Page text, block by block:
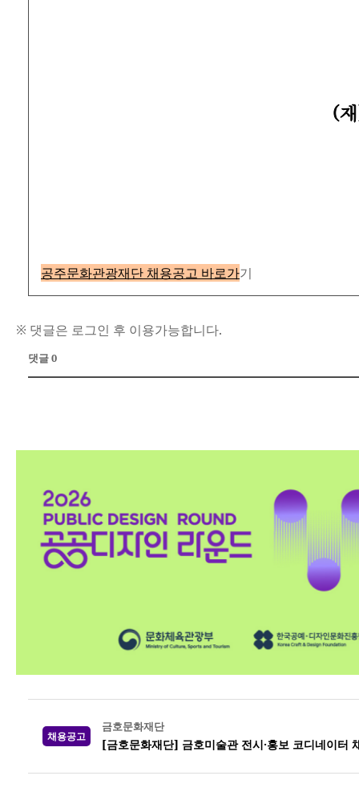
공주문화관광재단 채용공고 바로가기
※ 댓글은 로그인 후 이용가능합니다.
댓글 0
채용공고
금호문화재단
[금호문화재단] 금호미술관 전시·홍보 코디네이터